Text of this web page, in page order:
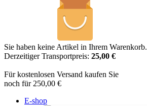
Sie haben keine Artikel in Ihrem Warenkorb.
Derzeitiger Transportpreis: 25,00 €
Für kostenlosen Versand kaufen Sie
noch für 250,00 €
E-shop